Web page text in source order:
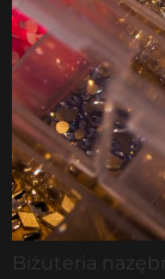
Biżuteria